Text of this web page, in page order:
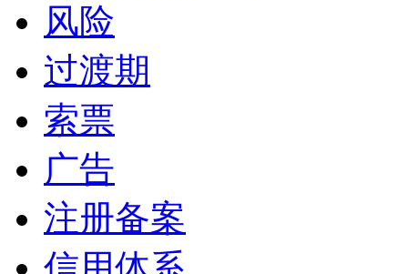
风险
过渡期
索票
广告
注册备案